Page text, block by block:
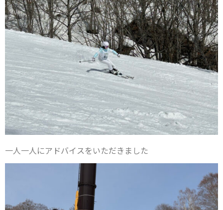
一人一人にアドバイスをいただきました